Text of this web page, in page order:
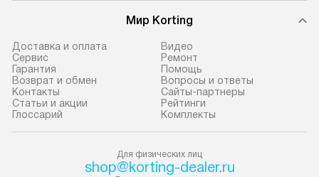
В оговоренный день служба
доставки привозит упакованный
прибор до подъезда. Если
требуется переместить технику
предварительно обговорите это
к водопроводу,
Мир Korting
Доставка и оплата
Сервис
Гарантия
Возврат и обмен
Контакты
Статьи и акции
Глоссарий
Видео
Ремонт
Помощь
Вопросы и ответы
Сайты-партнеры
Рейтинги
Комплекты
Для физических лиц
shop@korting-dealer.ru